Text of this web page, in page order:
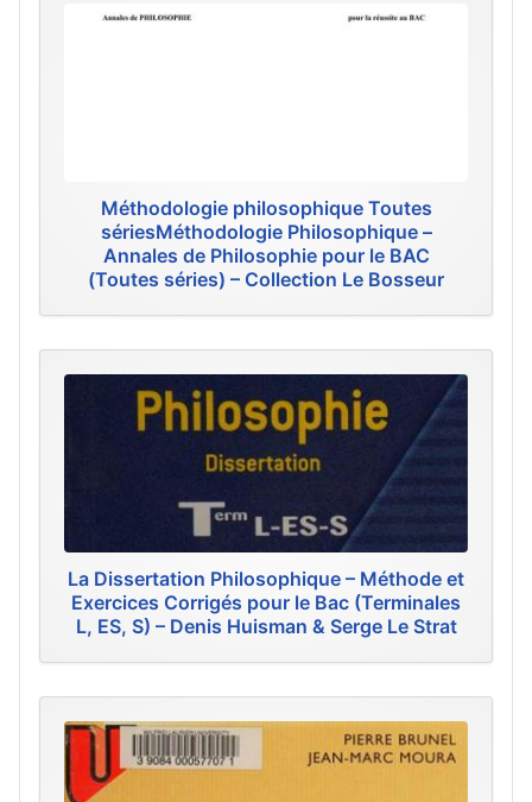
Méthodologie philosophique Toutes
sériesMéthodologie Philosophique –
Annales de Philosophie pour le BAC
(Toutes séries) – Collection Le Bosseur
La Dissertation Philosophique – Méthode et
Exercices Corrigés pour le Bac (Terminales
L, ES, S) – Denis Huisman & Serge Le Strat